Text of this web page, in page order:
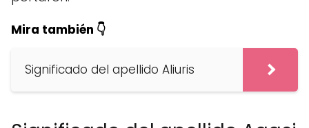
Mira también 👇
Significado del apellido Aliuris